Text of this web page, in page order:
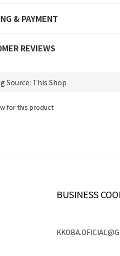
& PAYMENT
REVIEWS
for this product
BUSINESS